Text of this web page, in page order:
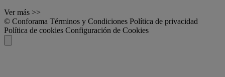
Ver más >>
© Conforama Términos y Condiciones Política de privacidad
Política de cookies Configuración de Cookies